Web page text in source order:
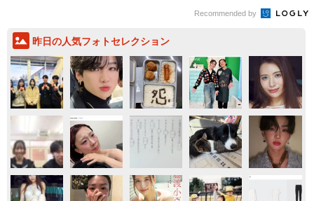
Recommended by
昨日の人気フォトセレクション